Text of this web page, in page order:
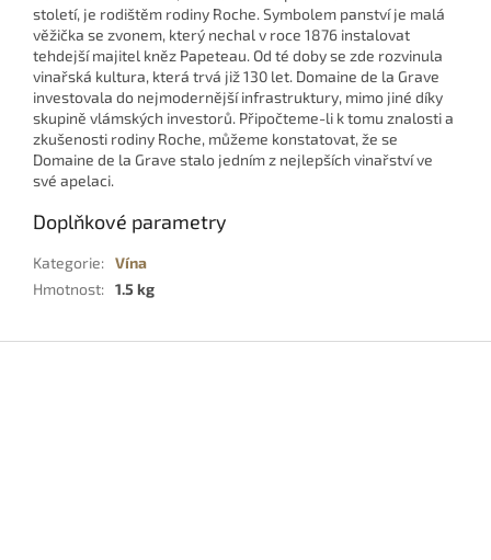
století, je rodištěm rodiny Roche. Symbolem panství je malá
věžička se zvonem, který nechal v roce 1876 instalovat
tehdejší majitel kněz Papeteau. Od té doby se zde rozvinula
vinařská kultura, která trvá již 130 let. Domaine de la Grave
investovala do nejmodernější infrastruktury, mimo jiné díky
skupině vlámských investorů. Připočteme-li k tomu znalosti a
zkušenosti rodiny Roche, můžeme konstatovat, že se
Domaine de la Grave stalo jedním z nejlepších vinařství ve
své apelaci.
Doplňkové parametry
Kategorie: Vína
Hmotnost: 1.5 kg